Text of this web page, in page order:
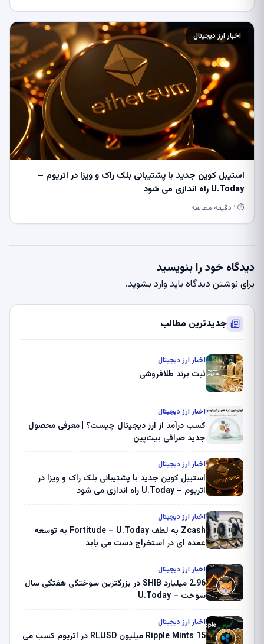
اخبار ارز دیجیتال
استیبل کوین جدید با پشتیبانی بلک راک و ویزا در اتریوم –
U.Today راه اندازی می شود
⏱ ۱ دقیقه مطالعه
دیدگاه خود را بنویسید
برای نوشتن دیدگاه باید وارد بشوید.
جدیدترین مطالب
اخبار ارز دیجیتال
ثبت برند طلافروشی
اخبار ارز دیجیتال
کسب درآمد از ارز دیجیتال چیست؟ | معرفی محصول
جدید صرافی بیت‌پین
اخبار ارز دیجیتال
استیبل کوین جدید با پشتیبانی بلک راک و ویزا در
اتریوم – U.Today راه اندازی می شود
اخبار ارز دیجیتال
Zcash به لطف Fortitude – U.Today به توسعه
عمده ای در استخراج دست می یابد
اخبار ارز دیجیتال
2.96 میلیارد SHIB در بزرگترین سوختگی هفتگی سال
سوخت – U.Today
اخبار ارز دیجیتال
Ripple Mints 15 میلیون RLUSD در اتریوم کسب می